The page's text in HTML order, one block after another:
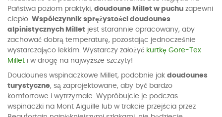
Państwa poziom praktyki, doudoune Millet w puchu zapewni
ciepło. Współczynnik sprężystości doudounes
alpinistycznych Millet jest starannie opracowany, aby
zachować dobrą temperaturę, pozostając jednocześnie
wystarczająco lekkim. Wystarczy założyć kurtkę Gore-Tex
Millet i w drogę na najwyższe szczyty!
Doudounes wspinaczkowe Millet, podobnie jak doudounes
turystyczne, są zaprojektowane, aby być bardzo
komfortowe i wytrzymałe. Wypróbujcie je podczas
wspinaczki na Mont Aiguille lub w trakcie przejścia przez